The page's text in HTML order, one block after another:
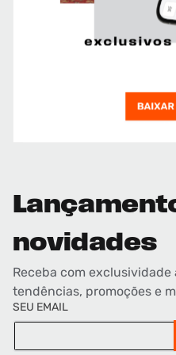
novidades
Receba com
tendências, promoções e
SEU EMAIL